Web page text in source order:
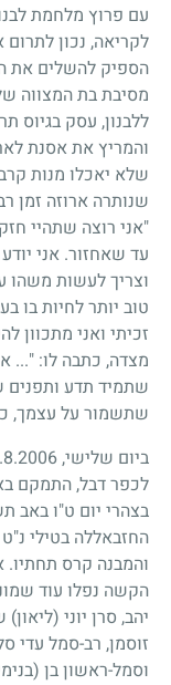
עם פרוץ מלחמת
לקריאה, נכון
הספיק להשלים את
מסיבת בת המצווה
ללבנון, עסק בגיוס
והמריץ את אסנת
שלא יאכלו מנות
שנותרה ארוזה זמן
"אני רוצה שתהיי
עד שאחזור. אני
וצריך לעשות משהו
טוב יותר לחיות בו
זכיתי ואני מתכוון
מצדה, כתבה לו: "...
שתמיד תדע ותפנים
שתשמור על עצמך,
לכפר דבל, התמקם
בצהרי יום ט"ו באב
החזבאללה בטילי
והמבנה קרס תחתיו.
הקשה נפלו עוד
יהב, סרן יוני
זוסמן, רב-סמל עדי
וסמל-ראשון בן